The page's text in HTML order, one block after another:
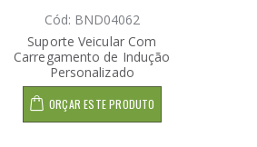
Cód: BND04062
Suporte Veicular Com
Carregamento de Indução
Personalizado
ORÇAR ESTE PRODUTO